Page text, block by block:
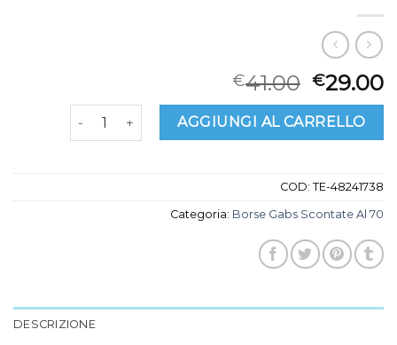
€41.00 €29.00
borse gabs scontate al 70 quantità
AGGIUNGI AL CARRELLO
COD: TE-48241738
Categoria: Borse Gabs Scontate Al 70
DESCRIZIONE